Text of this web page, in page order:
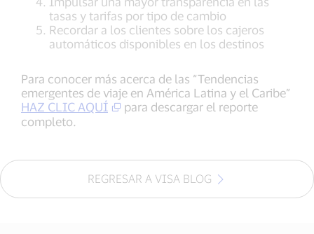
tasas y tarifas por tipo de cambio
Recordar a los clientes sobre los cajeros
automáticos disponibles en los destinos
Para conocer más acerca de las “Tendencias
emergentes de viaje en América Latina y el Caribe”
HAZ CLIC AQUÍ
para descargar el reporte
completo.
REGRESAR A VISA BLOG